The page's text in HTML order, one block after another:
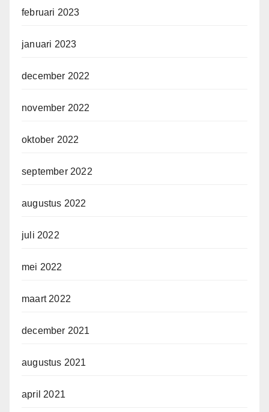
februari 2023
januari 2023
december 2022
november 2022
oktober 2022
september 2022
augustus 2022
juli 2022
mei 2022
maart 2022
december 2021
augustus 2021
april 2021